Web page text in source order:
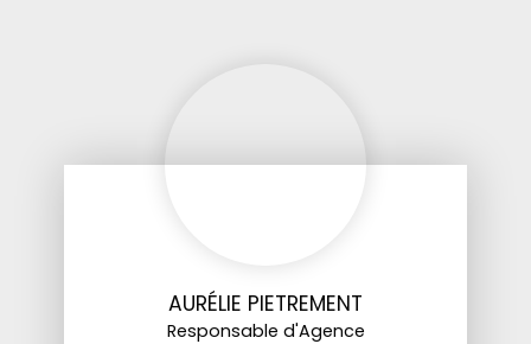
AURÉLIE PIETREMENT
Responsable d'Agence